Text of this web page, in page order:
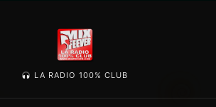
LA RADIO 100% CLUB